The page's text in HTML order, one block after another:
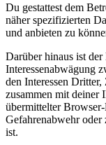
Du gestattest dem
näher spezifizierten
und anbieten zu
Darüber hinaus ist
Interessenabwägung
den Interessen
zusammen mit deiner
übermittelter
Gefahrenabwehr
ist.